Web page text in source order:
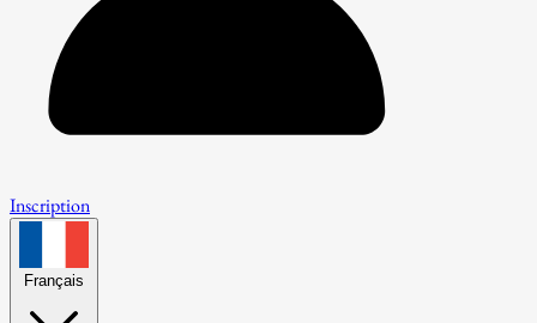
Inscription
Français